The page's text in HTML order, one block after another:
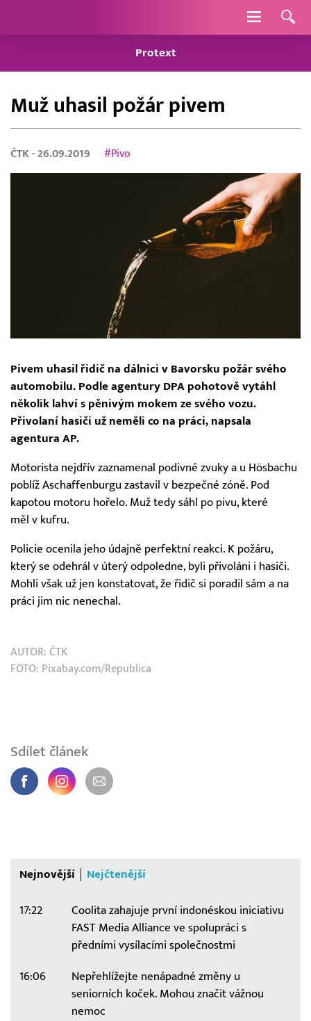
Navigace
Protext
Muž uhasil požár pivem
ČTK - 26.09.2019 #Pivo
Pivem uhasil řidič na dálnici v Bavorsku požár svého
automobilu. Podle agentury DPA pohotově vytáhl
několik lahví s pěnivým mokem ze svého vozu.
Přivolaní hasiči už neměli co na práci, napsala
agentura AP.
Motorista nejdřív zaznamenal podivné zvuky a u Hösbachu
poblíž Aschaffenburgu zastavil v bezpečné zóně. Pod
kapotou motoru hořelo. Muž tedy sáhl po pivu, které
měl v kufru.
Policie ocenila jeho údajně perfektní reakci. K požáru,
který se odehrál v úterý odpoledne, byli přivoláni i hasiči.
Mohli však už jen konstatovat, že řidič si poradil sám a na
práci jim nic nenechal.
AUTOR: ČTK
FOTO: Pixabay.com/Republica
Sdílet článek
Nejnovější Nejčtenější
17:22
Coolita zahajuje první indonéskou iniciativu
FAST Media Alliance ve spolupráci s
předními vysílacími společnostmi
16:06
Nepřehlížejte nenápadné změny u
seniorních koček. Mohou značit vážnou
nemoc